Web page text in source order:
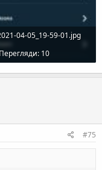
04-05_19-59-01.jpg
10
#75